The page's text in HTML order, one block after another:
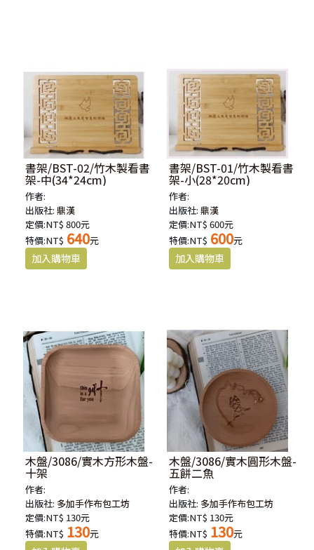
書架/BST-02/竹木製看書
架-中(34*24cm)
作者:
出版社:鼎漢
定價:NT$ 800元
特價:NT$ 640元
書架/BST-01/竹木製看書
架-小(28*20cm)
作者:
出版社:鼎漢
定價:NT$ 600元
特價:NT$ 600元
木盤/3086/實木方形木盤-
十架
作者:
出版社: 多加手作布包工坊
定價:NT$ 130元
特價:NT$ 130元
木盤/3086/實木圓形木盤-
五餅二魚
作者:
出版社: 多加手作布包工坊
定價:NT$ 130元
特價:NT$ 130元